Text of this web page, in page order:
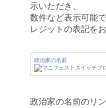
示いただき、
数件など表示可能
レジットの表記を
政治家の名前
政治家の名前のリ